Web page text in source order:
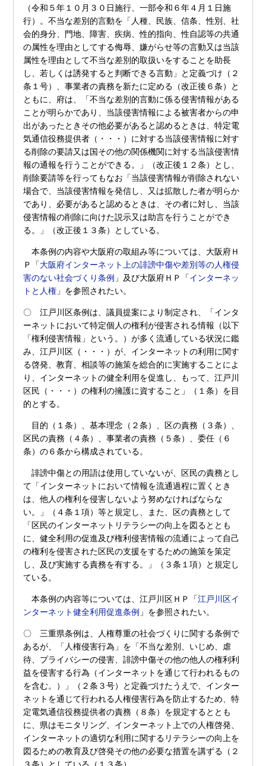
（令和５年１０月３０日施行、一部令和６年４月１日施
行）。不当な差別的言動を「人種、民族、信条、性別、社
会的身分、門地、障害、疾病、性的指向、性自認等の共通
の属性を理由としてする侮辱、嫌がらせ等の言動又は当該
属性を理由として不当な差別的取扱いをすることを助長
し、若しくは誘発すると判断できる言動」と定義づけ（２
条１号）、事業者の責務を新たに定める（改正後６条）と
ともに、府は、「不当な差別的言動に係る侵害情報がある
ことが明らかであり、当該侵害情報による被害者からの申
出があったときその他必要があると認めるときは、特定電
気通信役務提供者（・・・）に対する当該侵害情報に対す
る削除の要請又は国その他の関係機関に対する当該侵害情
報の通報を行うことができる。」（改正後１２条）とし、
削除要請等を行ってもなお「当該侵害情報が削除されない
場合で、当該侵害情報を発信し、又は拡散した者が明らか
であり、必要があると認めるときは、その者に対し、当該
侵害情報の削除に向けた説示又は助言を行うことができ
る。」（改正後１３条）としている。
本条例の内容や大阪府の取組み等については、大阪府Ｈ
Ｐ「大阪府インターネット上の誹謗中傷や差別等の人権侵
害のない社会づくり条例 」及び大阪府ＨＰ「インターネッ
トと人権 」を参照されたい。
〇 江戸川区条例は、議員提案により制定され、「インタ
ーネットにおいて特定個人の権利が侵害される情報（以下
「権利侵害情報」という。）が多く流通している状況に鑑
み、江戸川区（・・・）が、インターネットの利用に関す
る啓発、教育、相談等の施策を総合的に実施することによ
り、インターネットの健全利用を促進し、もって、江戸川
区民（・・・）の権利の擁護に資すること」（１条）を目
的とする。
目的（１条）、基本理念（２条）、区の責務（３条）、
区民の責務（４条）、事業者の責務（５条）、委任（６
条）の６条から構成されている。
誹謗中傷との用語は使用していないが、区民の責務とし
て「インターネットにおいて情報を流通過程に置くとき
は、他人の権利を侵害しないよう努めなければならな
い。」（４条１項）等と規定し、また、区の責務として
「区民のインターネットリテラシーの向上を図るととも
に、健全利用の促進及び権利侵害情報の流通によって自己
の権利を侵害された区民の支援をするための施策を策定
し、及び実施する責務を有する。」（３条１項）と規定し
ている。
本条例の内容等については、江戸川区ＨＰ「江戸川区イ
ンターネット健全利用促進条例 」を参照されたい。
〇 三重県条例は、人権尊重の社会づくりに関する条例で
あるが、「人権侵害行為」を「不当な差別、いじめ、虐
待、プライバシーの侵害、誹謗中傷その他の他人の権利利
益を侵害する行為（インターネットを通じて行われるもの
を含む。）」（２条３号）と定義づけたうえで、インター
ネットを通じて行われる人権侵害行為を防止するため、特
定電気通信役務提供者の責務（８条）を規定するととも
に、県はモニタリング、インターネット上での人権啓発、
インターネットの適切な利用に関するリテラシーの向上を
図るための教育及び啓発その他の必要な措置を講ずる（２
３条）としている（１３条）。